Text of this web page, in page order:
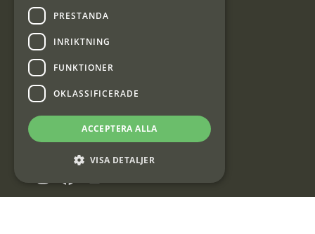
Interjakt SE
Interjakt Sweden AB, Årjäng
PRESTANDA
INRIKTNING
FUNKTIONER
OKLASSIFICERADE
ACCEPTERA ALLA
VISA DETALJER